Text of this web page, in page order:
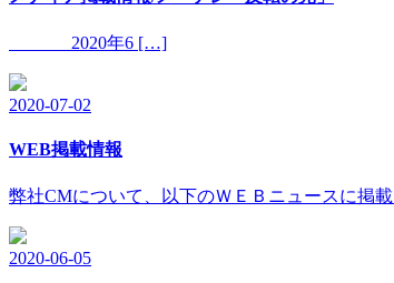
2020年6 […]
2020-07-02
WEB掲載情報
弊社CMについて、以下のＷＥＢニュースに掲
2020-06-05